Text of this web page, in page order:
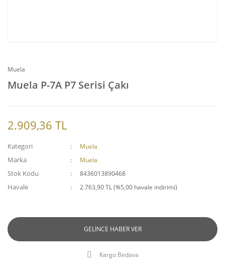
Muela
Muela P-7A P7 Serisi Çakı
2.909,36 TL
Kategori Muela
Marka Muela
Stok Kodu 8436013890468
Havale 2.763,90 TL (%5,00 havale indirimi)
GELİNCE HABER VER
Kargo Bedava